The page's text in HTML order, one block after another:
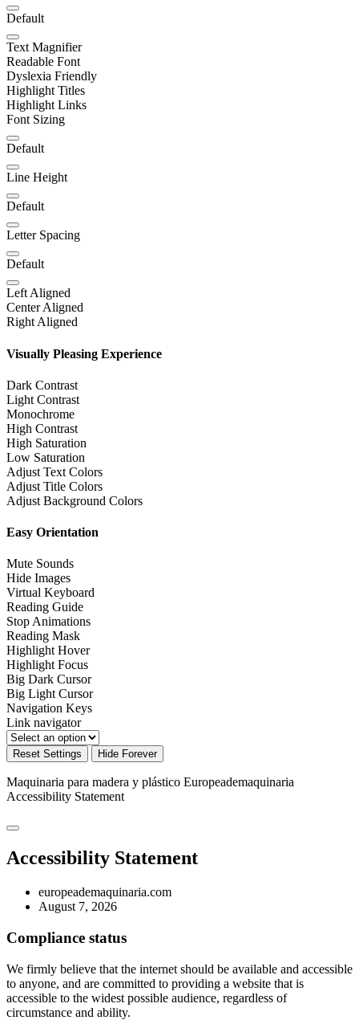
Default
Text Magnifier
Readable Font
Dyslexia Friendly
Highlight Titles
Highlight Links
Font Sizing
Default
Line Height
Default
Letter Spacing
Default
Left Aligned
Center Aligned
Right Aligned
Visually Pleasing Experience
Dark Contrast
Light Contrast
Monochrome
High Contrast
High Saturation
Low Saturation
Adjust Text Colors
Adjust Title Colors
Adjust Background Colors
Easy Orientation
Mute Sounds
Hide Images
Virtual Keyboard
Reading Guide
Stop Animations
Reading Mask
Highlight Hover
Highlight Focus
Big Dark Cursor
Big Light Cursor
Navigation Keys
Link navigator
Reset Settings Hide Forever
Maquinaria para madera y plástico Europeademaquinaria
Accessibility Statement
Accessibility Statement
europeademaquinaria.com
August 7, 2026
Compliance status
We firmly believe that the internet should be available and accessible
to anyone, and are committed to providing a website that is
accessible to the widest possible audience, regardless of
circumstance and ability.